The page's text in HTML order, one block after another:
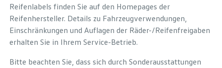
Reifenlabels finden Sie auf den Homepages der
Reifenhersteller. Details zu Fahrzeugverwendungen,
Einschränkungen und Auflagen der Räder-/Reifenfreigaben
erhalten Sie in Ihrem Service-Betrieb.
Bitte beachten Sie, dass sich durch Sonderausstattungen